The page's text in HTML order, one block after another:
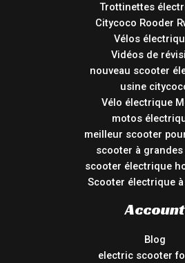
Trottinettes
Citycoco Rooder
Vélos
Vidéos de
nouveau scooter
usine
Vélo électrique
motos
meilleur scooter
scooter à
scooter électrique
Scooter électrique
Account
Blog
electric scooter